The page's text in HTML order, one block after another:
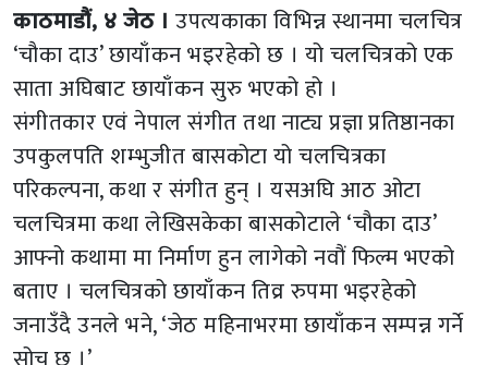
काठमाडौं, ४ जेठ । उपत्यकाका विभिन्न स्थानमा चलचित्र
‘चौका दाउ’ छायाँकन भइरहेको छ । यो चलचित्रको एक
साता अघिबाट छायाँकन सुरु भएको हो ।
संगीतकार एवं नेपाल संगीत तथा नाट्य प्रज्ञा प्रतिष्ठानका
उपकुलपति शम्भुजीत बासकोटा यो चलचित्रका
परिकल्पना, कथा र संगीत हुन् । यसअघि आठ ओटा
चलचित्रमा कथा लेखिसकेका बासकोटाले ‘चौका दाउ’
आफ्नो कथामा मा निर्माण हुन लागेको नवौं फिल्म भएको
बताए । चलचित्रको छायाँकन तिव्र रुपमा भइरहेको
जनाउँदै उनले भने, ‘जेठ महिनाभरमा छायाँकन सम्पन्न गर्ने